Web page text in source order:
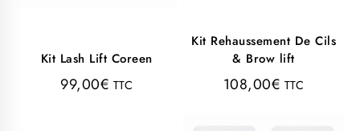
Kit Lash Lift Coreen
99,00€ TTC
Kit Rehaussement De Cils
& Brow lift
108,00€ TTC